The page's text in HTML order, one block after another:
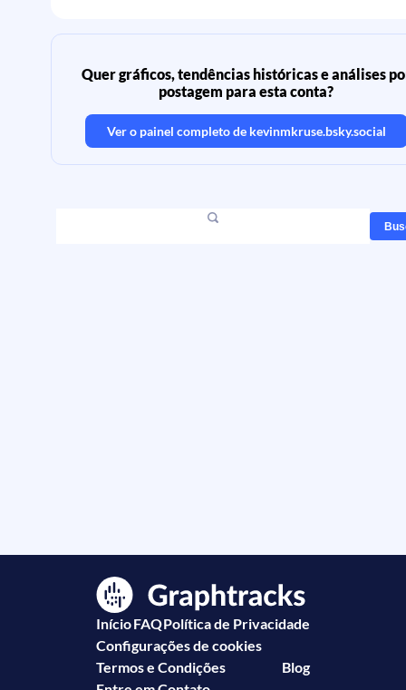
Quer gráficos, tendências históricas e análises
postagem para esta conta?
Ver o painel completo de kevinmkruse.bsky.social
InícioFAQPolítica de Privacidade
Configurações de cookies
Termos e Condições
Blog